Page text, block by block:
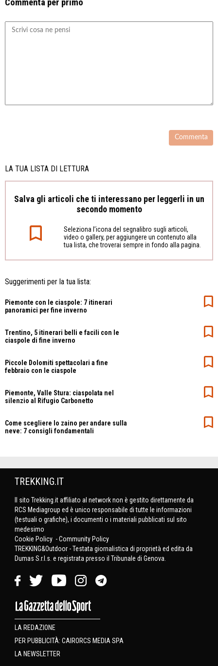
Commenta per primo
LA TUA LISTA DI LETTURA
Salva gli articoli che ti interessano per leggerli in un
secondo momento
Seleziona l’icona del segnalibro sugli articoli,
video o gallery, per aggiungere un contenuto alla
tua lista, che troverai sempre in fondo alla pagina.
Suggerimenti per la tua lista:
Piemonte con le ciaspole: 7 itinerari
panoramici per fine inverno
Trentino, 5 itinerari belli e facili con le
ciaspole di fine inverno
Piccole Dolomiti spettacolari a fine
febbraio con le ciaspole
Piemonte, Valle Stura: ciaspolata nel
silenzio al Rifugio Carbonetto
Come scegliere lo zaino per andare sulla
neve: 7 consigli fondamentali
TREKKING.IT
Il sito Trekking.it affiliato al network non è gestito direttamente da
RCS Mediagroup ed è unico responsabile di tutte le informazioni
(testuali o grafiche), i documenti o i materiali pubblicati sul sito
medesimo
Cookie Policy -Community Policy
TREKKING&Outdoor - Testata giornalistica di proprietà ed edita da
Dumas S.r.l.s. e registrata presso il Tribunale di Genova.
LA REDAZIONE
PER PUBBLICITÀ: CAIRORCS MEDIA SPA
LA NEWSLETTER